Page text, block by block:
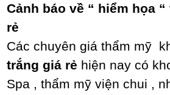
Cảnh báo về “ hiểm họa
rẻ
Các chuyên giá thẩm mỹ
trắng giá rẻ hiện nay có
Spa , thẩm mỹ viện chui ,